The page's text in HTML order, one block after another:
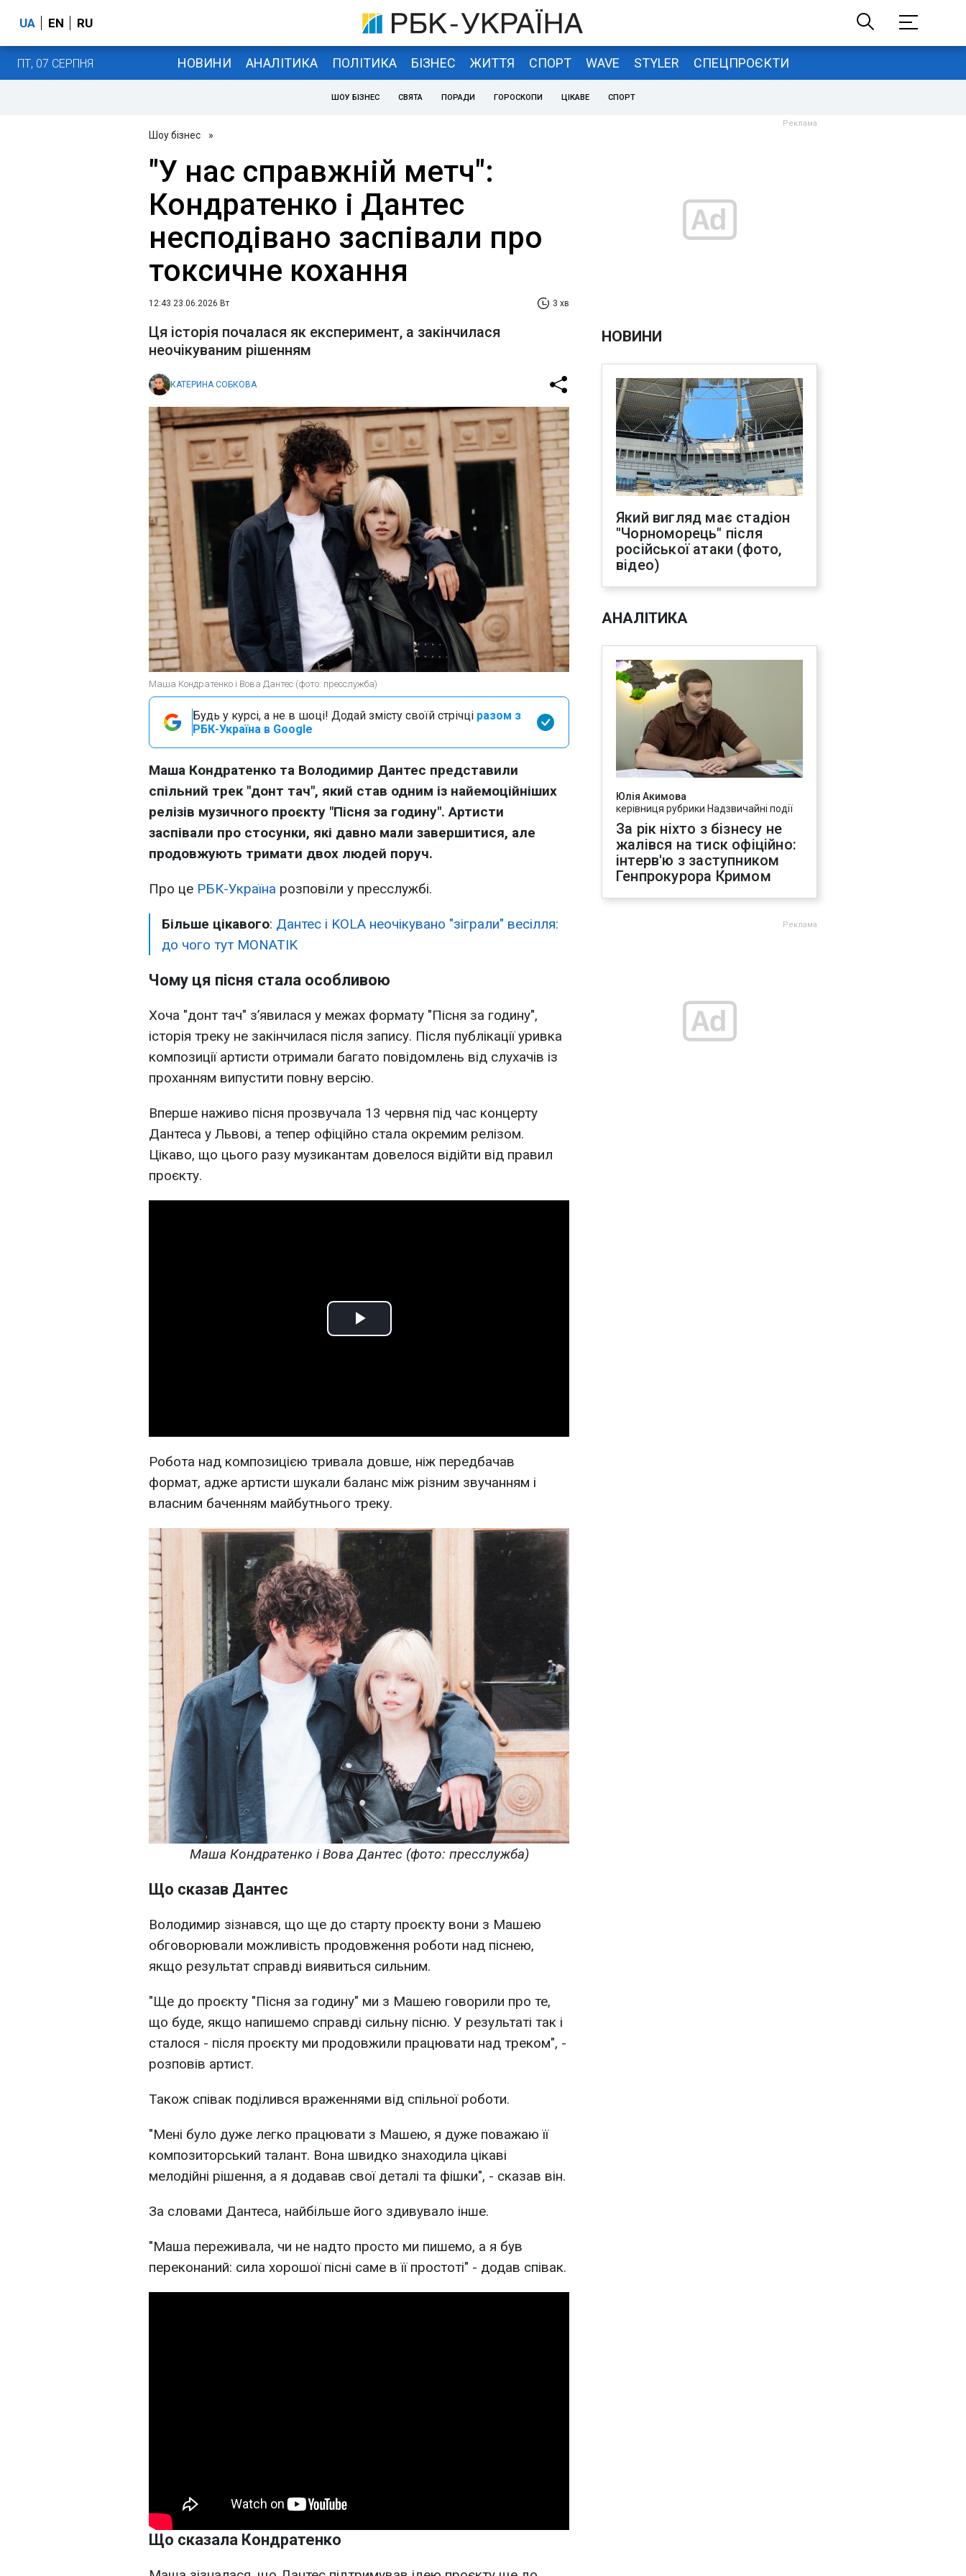
UA EN RU
ПТ, 07 СЕРПНЯ НОВИНИ АНАЛІТИКА ПОЛІТИКА БІЗНЕС ЖИТТЯ СПОРТ WAVE STYLER СПЕЦПРОЄКТИ
ШОУ БІЗНЕС СВЯТА ПОРАДИ ГОРОСКОПИ ЦІКАВЕ СПОРТ
Шоу бізнес »
"У нас справжній метч":
Кондратенко і Дантес
несподівано заспівали про
токсичне кохання
12:43 23.06.2026 Вт 3 хв
Ця історія почалася як експеримент, а закінчилася
неочікуваним рішенням
КАТЕРИНА СОБКОВА
Маша Кондратенко і Вова Дантес (фото: пресслужба)
Будь у курсі, а не в шоці! Додай змісту своїй стрічці разом з
РБК-Україна в Google
Маша Кондратенко та Володимир Дантес представили
спільний трек "донт тач", який став одним із найемоційніших
релізів музичного проєкту "Пісня за годину". Артисти
заспівали про стосунки, які давно мали завершитися, але
продовжують тримати двох людей поруч.
Про це РБК-Україна розповіли у пресслужбі.
Більше цікавого: Дантес і KOLA неочікувано "зіграли" весілля:
до чого тут MONATIK
Чому ця пісня стала особливою
Хоча "донт тач" з’явилася у межах формату "Пісня за годину",
історія треку не закінчилася після запису. Після публікації уривка
композиції артисти отримали багато повідомлень від слухачів із
проханням випустити повну версію.
Вперше наживо пісня прозвучала 13 червня під час концерту
Дантеса у Львові, а тепер офіційно стала окремим релізом.
Цікаво, що цього разу музикантам довелося відійти від правил
проєкту.
Play
Робота над композицією тривала довше, ніж передбачав
формат, адже артисти шукали баланс між різним звучанням і
власним баченням майбутнього треку.
Маша Кондратенко і Вова Дантес (фото: пресслужба)
Що сказав Дантес
Володимир зізнався, що ще до старту проєкту вони з Машею
обговорювали можливість продовження роботи над піснею,
якщо результат справді виявиться сильним.
"Ще до проєкту "Пісня за годину" ми з Машею говорили про те,
що буде, якщо напишемо справді сильну пісню. У результаті так і
сталося - після проєкту ми продовжили працювати над треком", -
розповів артист.
Також співак поділився враженнями від спільної роботи.
"Мені було дуже легко працювати з Машею, я дуже поважаю її
композиторський талант. Вона швидко знаходила цікаві
мелодійні рішення, а я додавав свої деталі та фішки", - сказав він.
За словами Дантеса, найбільше його здивувало інше.
"Маша переживала, чи не надто просто ми пишемо, а я був
переконаний: сила хорошої пісні саме в її простоті" - додав співак.
Що сказала Кондратенко
НОВИНИ
Який вигляд має стадіон
"Чорноморець" після
російської атаки (фото,
відео)
АНАЛІТИКА
Юлія Акимова
керівниця рубрики Надзвичайні події
За рік ніхто з бізнесу не
жалівся на тиск офіційно:
інтерв'ю з заступником
Генпрокурора Кримом